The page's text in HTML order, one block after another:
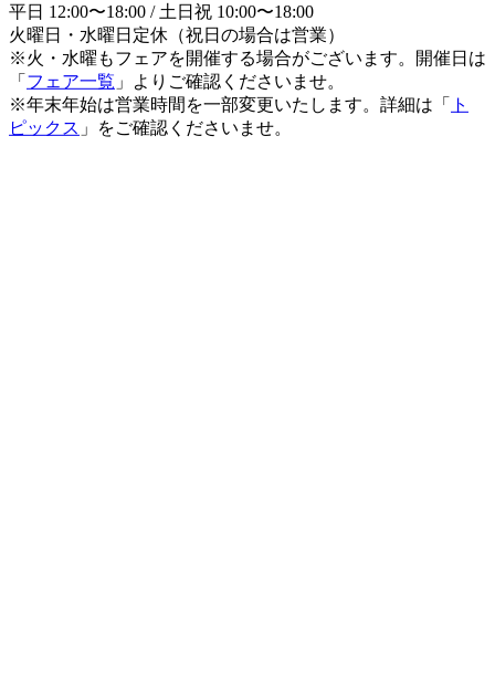
平日 12:00〜18:00 / 土日祝 10:00〜18:00
火曜日・水曜日定休（祝日の場合は営業）
※火・水曜もフェアを開催する場合がございます。開催日は
「 フェア一覧 」よりご確認くださいませ。
※年末年始は営業時間を一部変更いたします。詳細は「
ト
ピックス 」をご確認くださいませ。